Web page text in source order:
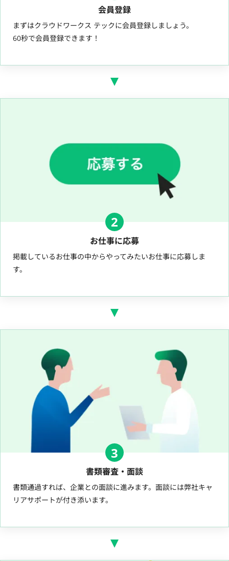
会員登録
まずはクラウドワークス テックに会員登録しましょう。
60秒で会員登録できます！
2
お仕事に応募
掲載しているお仕事の中からやってみたいお仕事に応募しま
す。
3
書類審査・面談
書類通過すれば、企業との面談に進みます。面談には弊社キャ
リアサポートが付き添います。